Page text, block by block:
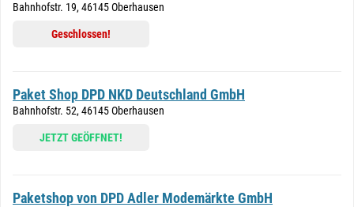
Bahnhofstr. 19, 46145 Oberhausen
Geschlossen!
Paket Shop DPD NKD Deutschland GmbH
Bahnhofstr. 52, 46145 Oberhausen
JETZT GEÖFFNET!
Paketshop von DPD Adler Modemärkte GmbH